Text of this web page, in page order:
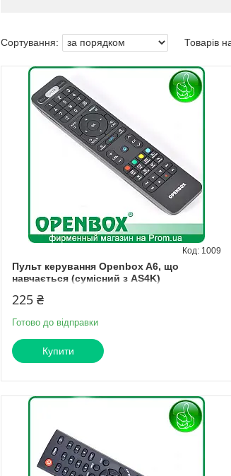
Пульт керування Openbox A6, що
навчається (сумісний з AS4K)
1009
225 ₴
Готово до відправки
Купити